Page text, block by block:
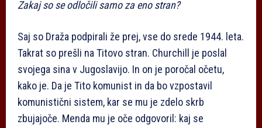
Zakaj so se odločili samo za eno stran?
Saj so Draža podpirali že prej, vse do srede 1944. leta.
Takrat so prešli na Titovo stran. Churchill je poslal
svojega sina v Jugoslavijo. In on je poročal očetu,
kako je. Da je Tito komunist in da bo vzpostavil
komunistični sistem, kar se mu je zdelo skrb
zbujajoče. Menda mu je oče odgovoril: kaj se